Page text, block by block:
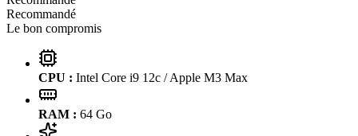
Recommandé
Le bon compromis
CPU : Intel Core i9 12c / Apple M3 Max
RAM : 64 Go